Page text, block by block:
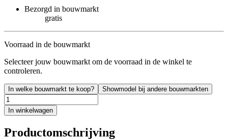
Bezorgd in bouwmarkt
gratis
Voorraad in de bouwmarkt
Selecteer jouw bouwmarkt om de voorraad in de winkel te
controleren.
In welke bouwmarkt te koop? Showmodel bij andere bouwmarkten
In winkelwagen
Productomschrijving